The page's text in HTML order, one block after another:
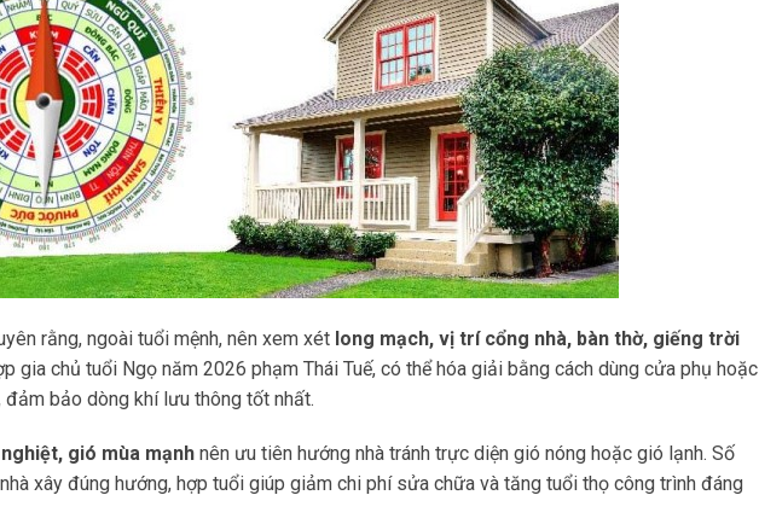
rằng, ngoài tuổi mệnh, nên xem xét long mạch, vị trí cổng nhà, bàn thờ, giếng trời
gia chủ tuổi Ngọ năm 2026 phạm Thái Tuế, có thể hóa giải bằng cách dùng cửa phụ hoặc
bảo dòng khí lưu thông tốt nhất.
gió mùa mạnh nên ưu tiên hướng nhà tránh trực diện gió nóng hoặc gió lạnh. Số
xây đúng hướng, hợp tuổi giúp giảm chi phí sửa chữa và tăng tuổi thọ công trình đáng